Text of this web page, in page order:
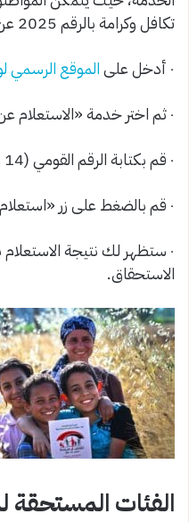
تكافل وكرامة بالرقم 2025 عن طريق اتباع الخطوات التالية:
٠ أدخل على
الموقع الرسمي
٠ ثم اختر خدمة «الاستعلام عن تكافل وكرامة».
٠ قم بكتابة الرقم القومي (14 رقمًا) في الخانة المخصصة.
٠ قم بالضغط على زر «استعلام».
٠ ستظهر لك نتيجة
الاستحقاق.
الفئات المستحقة